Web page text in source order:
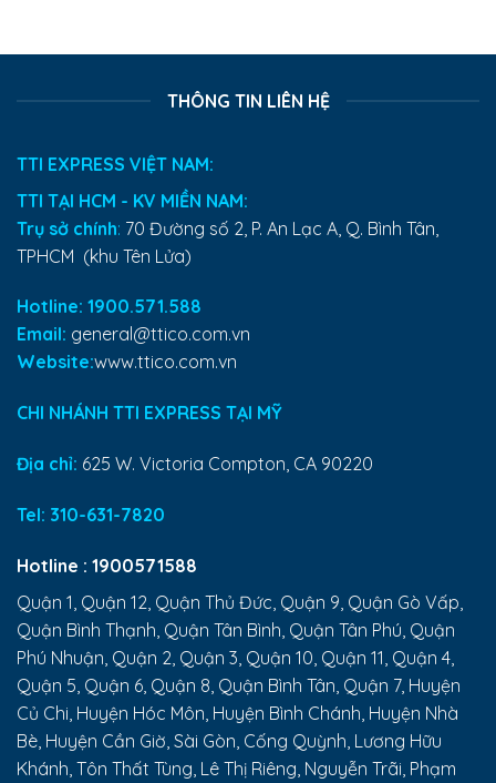
THÔNG TIN LIÊN HỆ
TTI EXPRESS VIỆT NAM:
TTI TẠI HCM - KV MIỀN NAM:
Trụ sở chính: 70 Đường số 2, P. An Lạc A, Q. Bình Tân,
TPHCM (khu Tên Lửa)
Hotline: 1900.571.588
Email: general@ttico.com.vn
Website:www.ttico.com.vn
CHI NHÁNH TTI EXPRESS TẠI MỸ
Địa chỉ: 625 W. Victoria Compton, CA 90220
Tel: 310-631-7820
Hotline : 1900571588
Quận 1, Quận 12, Quận Thủ Đức, Quận 9, Quận Gò Vấp,
Quận Bình Thạnh, Quận Tân Bình, Quận Tân Phú, Quận
Phú Nhuận, Quận 2, Quận 3, Quận 10, Quận 11, Quận 4,
Quận 5, Quận 6, Quận 8, Quận Bình Tân, Quận 7, Huyện
Củ Chi, Huyện Hóc Môn, Huyện Bình Chánh, Huyện Nhà
Bè, Huyện Cần Giờ, Sài Gòn, Cống Quỳnh, Lương Hữu
Khánh, Tôn Thất Tùng, Lê Thị Riêng, Nguyễn Trãi, Phạm